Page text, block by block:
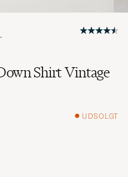
Shirt Vintage
UDSOLGT